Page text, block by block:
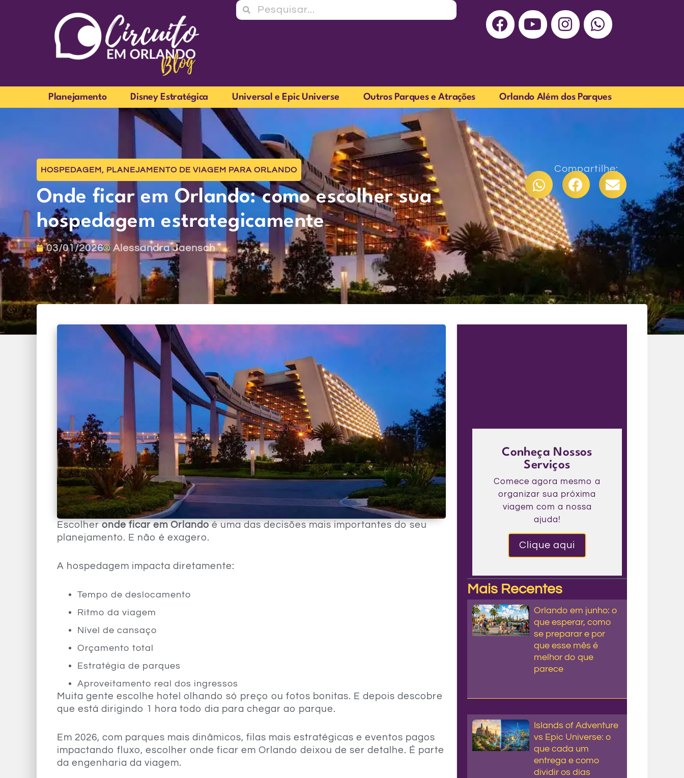
Planejamento Disney Estratégica Universal e Epic Universe Outros Parques e Atrações Orlando Além dos Parques
HOSPEDAGEM, PLANEJAMENTO DE VIAGEM PARA ORLANDO
Onde ficar em Orlando: como escolher sua
hospedagem estrategicamente
03/01/2026 Alessandra Jaensch
Compartilhe:
Escolher onde ficar em Orlando é uma das decisões mais importantes do seu
planejamento. E não é exagero.
A hospedagem impacta diretamente:
Tempo de deslocamento
Ritmo da viagem
Nível de cansaço
Orçamento total
Estratégia de parques
Aproveitamento real dos ingressos
Muita gente escolhe hotel olhando só preço ou fotos bonitas. E depois descobre
que está dirigindo 1 hora todo dia para chegar ao parque.
Em 2026, com parques mais dinâmicos, filas mais estratégicas e eventos pagos
impactando fluxo, escolher onde ficar em Orlando deixou de ser detalhe. É parte
da engenharia da viagem.
Conheça Nossos
Serviços
Comece agora mesmo a
organizar sua próxima
viagem com a nossa
ajuda!
Clique aqui
Mais Recentes
Orlando em junho: o
que esperar, como
se preparar e por
que esse mês é
melhor do que
parece
Islands of Adventure
vs Epic Universe: o
que cada um
entrega e como
dividir os dias